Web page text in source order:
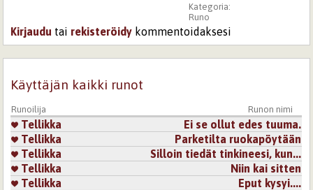
Kategoria:
Runo
Kirjaudu tai rekisteröidy kommentoidaksesi
Käyttäjän kaikki runot
Runoilija Runon nimi
Tellikka
Ei se ollut edes tuuma.
Tellikka
Parketilta ruokapöytään
Tellikka
Silloin tiedät tinkineesi, kun...
Tellikka
Niin kai sitten
Tellikka
Eput kysyi....